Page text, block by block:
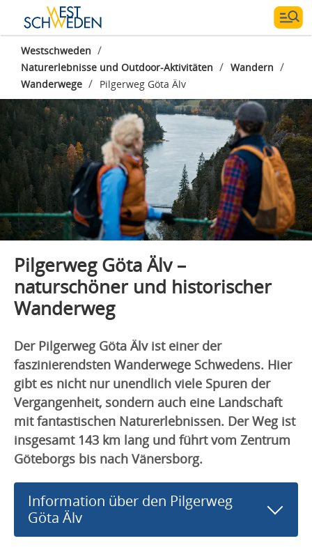
Westschweden /
Naturerlebnisse und Outdoor-Aktivitäten / Wandern /
Wanderwege / Pilgerweg Göta Älv
Pilgerweg Göta Älv –
naturschöner und historischer
Wanderweg
Der Pilgerweg Göta Älv ist einer der
faszinierendsten Wanderwege Schwedens. Hier
gibt es nicht nur unendlich viele Spuren der
Vergangenheit, sondern auch eine Landschaft
mit fantastischen Naturerlebnissen. Der Weg ist
insgesamt 143 km lang und führt vom Zentrum
Göteborgs bis nach Vänersborg.
Information über den Pilgerweg
Göta Älv